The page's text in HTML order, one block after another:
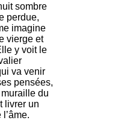
sombre
perdue,
imagine
vierge et
y voit le
va venir
pensées,
du
livrer un